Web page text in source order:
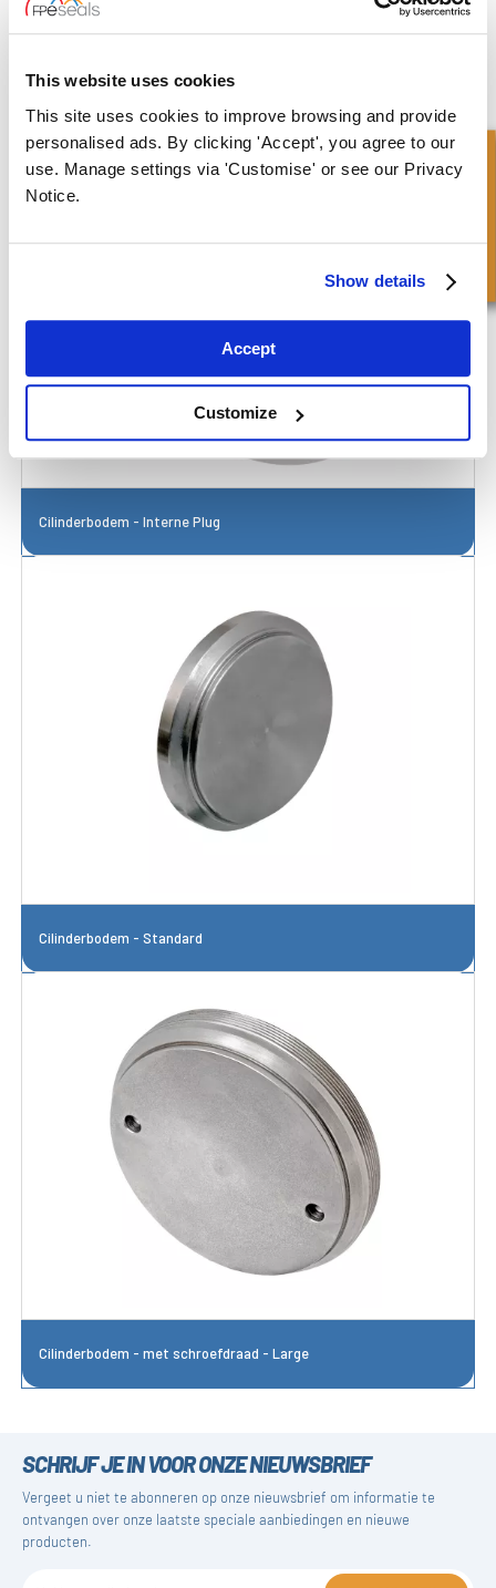
This website uses cookies
This site uses cookies to improve browsing and provide
personalised ads. By clicking 'Accept', you agree to our
use. Manage settings via 'Customise' or see our Privacy
Notice.
Show details
Accept
Customize
Cilinderbodem - Heavy Duty
Cilinderbodem - Interne Plug
Cilinderbodem - Standard
Cilinderbodem - met schroefdraad - Large
SCHRIJF JE IN VOOR ONZE NIEUWSBRIEF
Vergeet u niet te abonneren op onze nieuwsbrief om informatie te
ontvangen over onze laatste speciale aanbiedingen en nieuwe
producten.
Snel onderzoek